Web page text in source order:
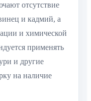
отсутствие
и кадмий, а
и химической
применять
и другие
на наличие